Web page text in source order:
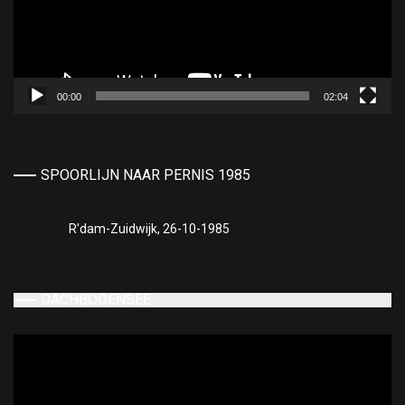
00:00 02:04
SPOORLIJN NAAR PERNIS 1985
R'dam-Zuidwijk, 26-10-1985